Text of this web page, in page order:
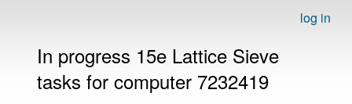
log in
In progress 15e Lattice Sieve
tasks for computer 7232419